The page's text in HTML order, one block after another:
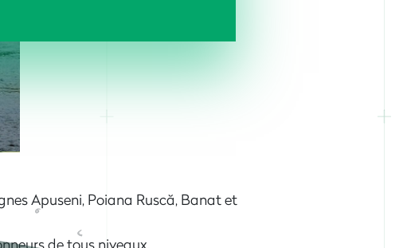
Apuseni, Poiana Ruscă, Banat et
de tous niveaux.